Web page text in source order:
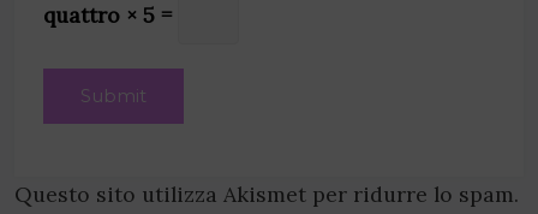
quattro × 5 =
Questo sito utilizza Akismet per ridurre lo spam.